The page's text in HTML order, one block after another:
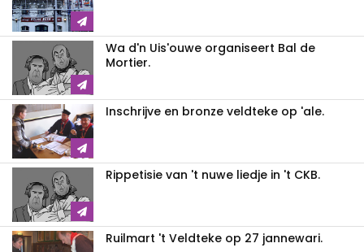
Wa d'n Uis'ouwe organiseert Bal de
Mortier.
Inschrijve en bronze veldteke op 'ale.
Rippetisie van 't nuwe liedje in 't CKB.
Ruilmart 't Veldteke op 27 jannewari.